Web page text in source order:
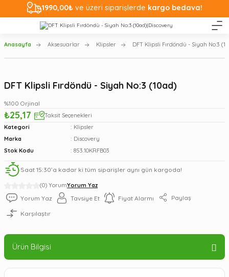
1990,00₺ ve üzeri siparişlerde kargo bedava!
Anasayfa Aksesuarlar Klipsler DFT Klipsli Fırdöndü - Siyah No:3
(0) YorumYorum Yaz
DFT Klipsli Fırdöndü - Siyah No:3 (10ad)
%100 Orjinal
₺25,17
Taksit Seçenekleri
Kategori
Klipsler
Marka
Discovery
Stok Kodu
853.10KRFB03
Saat 15:30’a kadar ki tüm siparişler aynı gün kargoda!
Yorum Yaz Tavsiye Et Fiyat Alarmı Paylaş
Karşılaştır
Ürün Bilgisi